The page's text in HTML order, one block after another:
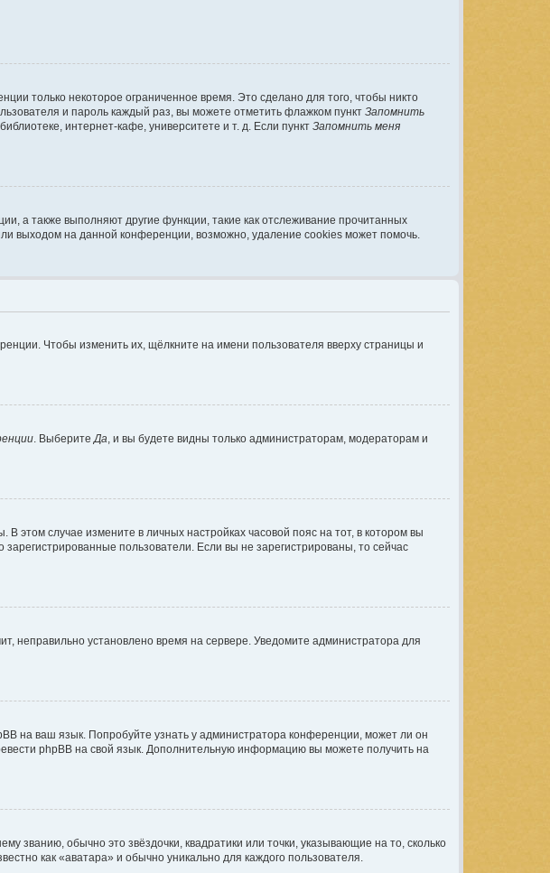
только некоторое ограниченное время. Это сделано для того, чтобы никто
и пароль каждый раз, вы можете отметить флажком пункт Запомнить
интернет-кафе, университете и т. д. Если пункт Запомнить меня
а также выполняют другие функции, такие как отслеживание прочитанных
выходом на данной конференции, возможно, удаление cookies может помочь.
Чтобы изменить их, щёлкните на имени пользователя вверху страницы и
. Выберите Да , и вы будете видны только администраторам, модераторам и
этом случае измените в личных настройках часовой пояс на тот, в котором вы
зарегистрированные пользователи. Если вы не зарегистрированы, то сейчас
неправильно установлено время на сервере. Уведомите администратора для
на ваш язык. Попробуйте узнать у администратора конференции, может ли он
phpBB на свой язык. Дополнительную информацию вы можете получить на
званию, обычно это звёздочки, квадратики или точки, указывающие на то, сколько
как «аватара» и обычно уникально для каждого пользователя.